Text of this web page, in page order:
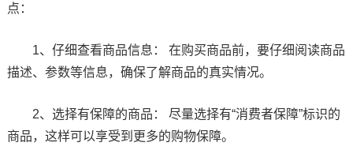
点：
1、仔细查看商品信息： 在购买商品前，要仔细阅读商品
描述、参数等信息，确保了解商品的真实情况。
2、选择有保障的商品： 尽量选择有“消费者保障”标识的
商品，这样可以享受到更多的购物保障。